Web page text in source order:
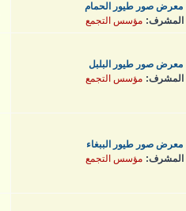
معرض صور طيور الحمام
المشرف: مؤسس التجمع
معرض صور طيور البلبل
المشرف: مؤسس التجمع
معرض صور طيور الببغاء
المشرف: مؤسس التجمع